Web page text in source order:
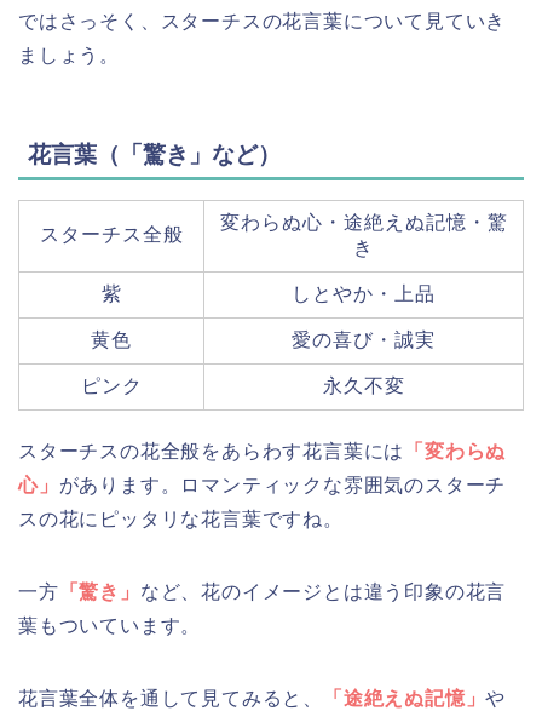
ではさっそく、スターチスの花言葉について見ていき
ましょう。
花言葉（「驚き」など）
スターチス全般
変わらぬ心・途絶えぬ記憶・驚
き
紫 しとやか・上品
黄色 愛の喜び・誠実
ピンク 永久不変
スターチスの花全般をあらわす花言葉には
「変わらぬ
心」 があります。ロマンティックな雰囲気のスターチ
スの花にピッタリな花言葉ですね。
一方 「驚き」 など、花のイメージとは違う印象の花言
葉もついています。
花言葉全体を通して見てみると、 「途絶えぬ記憶」や